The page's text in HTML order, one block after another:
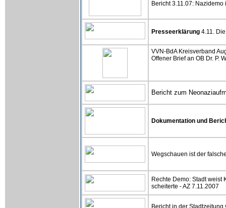
Bericht 3.11.07:
Presseerklärung 4.11.
VVN-BdA Kreisverband
Offener Brief an OB Dr. P.
Bericht zum
Dokumentation und
Wegschauen ist der
Rechte Demo: Stadt weist
scheiterte - AZ 7.11.2007
Bericht in der Stadtzeitung